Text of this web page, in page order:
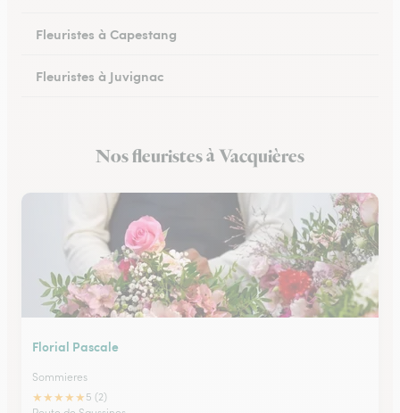
Fleuristes à Capestang
Fleuristes à Juvignac
Fleuristes à Pignan
Nos fleuristes à Vacquières
Florial Pascale
Sommieres
★★★★★ 5 (2)